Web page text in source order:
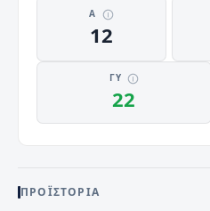
Α
12
ΓΥ
22
ΠΡΟΪΣΤΟΡΊΑ